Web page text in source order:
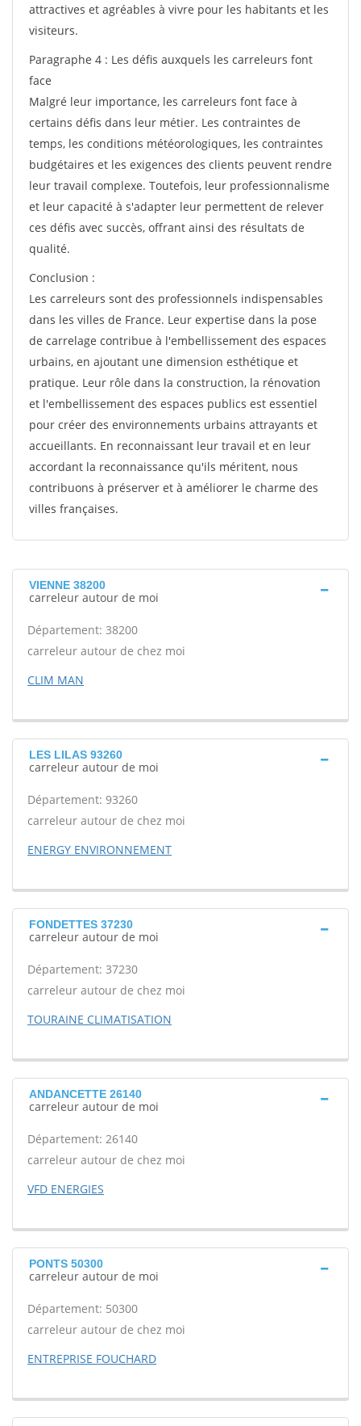
attractives et agréables à vivre pour les habitants et les
visiteurs.
Paragraphe 4 : Les défis auxquels les carreleurs font
face
Malgré leur importance, les carreleurs font face à
certains défis dans leur métier. Les contraintes de
temps, les conditions météorologiques, les contraintes
budgétaires et les exigences des clients peuvent rendre
leur travail complexe. Toutefois, leur professionnalisme
et leur capacité à s'adapter leur permettent de relever
ces défis avec succès, offrant ainsi des résultats de
qualité.
Conclusion :
Les carreleurs sont des professionnels indispensables
dans les villes de France. Leur expertise dans la pose
de carrelage contribue à l'embellissement des espaces
urbains, en ajoutant une dimension esthétique et
pratique. Leur rôle dans la construction, la rénovation
et l'embellissement des espaces publics est essentiel
pour créer des environnements urbains attrayants et
accueillants. En reconnaissant leur travail et en leur
accordant la reconnaissance qu'ils méritent, nous
contribuons à préserver et à améliorer le charme des
villes françaises.
VIENNE 38200
carreleur autour de moi
Département: 38200
carreleur autour de chez moi
CLIM MAN
LES LILAS 93260
carreleur autour de moi
Département: 93260
carreleur autour de chez moi
ENERGY ENVIRONNEMENT
FONDETTES 37230
carreleur autour de moi
Département: 37230
carreleur autour de chez moi
TOURAINE CLIMATISATION
ANDANCETTE 26140
carreleur autour de moi
Département: 26140
carreleur autour de chez moi
VFD ENERGIES
PONTS 50300
carreleur autour de moi
Département: 50300
carreleur autour de chez moi
ENTREPRISE FOUCHARD